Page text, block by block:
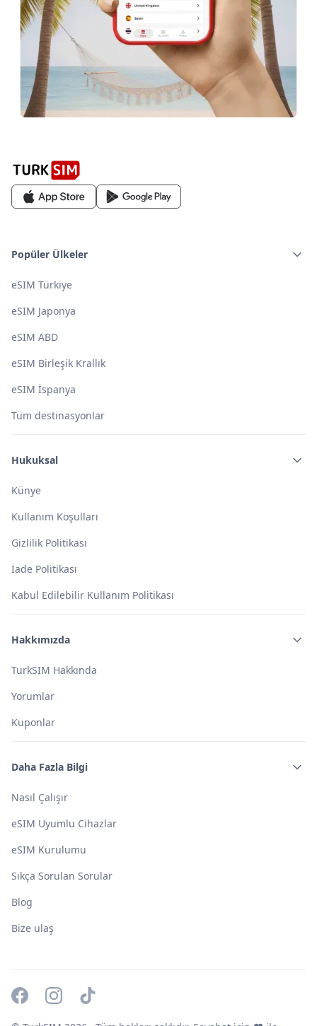
Popüler Ülkeler
eSIM Türkiye
eSIM Japonya
eSIM ABD
eSIM Birleşik Krallık
eSIM İspanya
Tüm destinasyonlar
Hukuksal
Künye
Kullanım Koşulları
Gizlilik Politikası
İade Politikası
Kabul Edilebilir Kullanım Politikası
Hakkımızda
TurkSIM Hakkında
Yorumlar
Kuponlar
Daha Fazla Bilgi
Nasıl Çalışır
eSIM Uyumlu Cihazlar
eSIM Kurulumu
Sıkça Sorulan Sorular
Blog
Bize ulaş